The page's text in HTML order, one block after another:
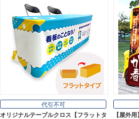
代引不可
オリジナルテーブルクロス【フラットタ
【屋外